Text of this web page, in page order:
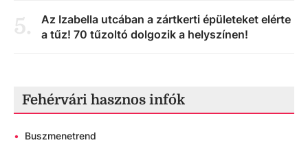
5.
Az Izabella utcában a zártkerti épületeket elérte
a tűz! 70 tűzoltó dolgozik a helyszínen!
Fehérvári hasznos infók
• Buszmenetrend